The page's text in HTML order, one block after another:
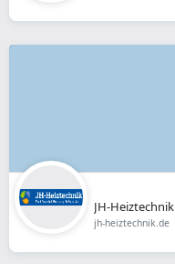
JH-Heiztechnik
jh-heiztechnik.de